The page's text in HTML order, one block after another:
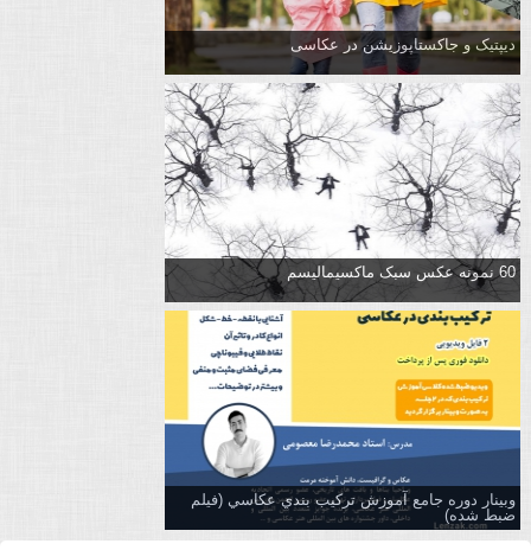
دیپتیک و جاکستا‌پوزیشن در عکاسی
60 نمونه عکس سبک ماکسیمالیسم
وبینار دوره جامع آموزش تركيب بندي عكاسي (فیلم
ضبط شده)